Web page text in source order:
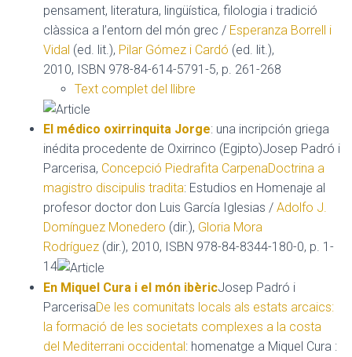
pensament, literatura, lingüística, filologia i tradició
clàssica a l’entorn del món grec / Esperanza Borrell i
Vidal (ed. lit.), Pilar Gómez i Cardó (ed. lit.),
2010, ISBN 978-84-614-5791-5, p. 261-268
Text complet del llibre
El médico oxirrinquita Jorge: una incripción griega
inédita procedente de Oxirrinco (Egipto)Josep Padró i
Parcerisa, Concepció Piedrafita CarpenaDoctrina a
magistro discipulis tradita: Estudios en Homenaje al
profesor doctor don Luis García Iglesias / Adolfo J.
Domínguez Monedero (dir.), Gloria Mora
Rodríguez (dir.), 2010, ISBN 978-84-8344-180-0, p. 1-
14
En Miquel Cura i el món ibèricJosep Padró i
ParcerisaDe les comunitats locals als estats arcaics:
la formació de les societats complexes a la costa
del Mediterrani occidental: homenatge a Miquel Cura :